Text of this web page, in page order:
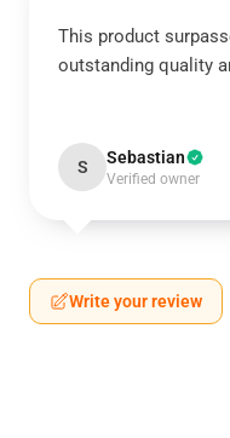
This product
outstanding quality
S Sebastian
Verified owner
Write your review